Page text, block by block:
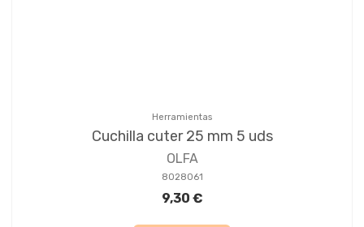
Herramientas
Cuchilla cuter 25 mm 5 uds
OLFA
8028061
9,30 €